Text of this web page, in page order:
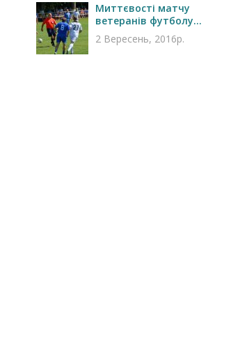
Миттєвості матчу
ветеранів футболу...
2 Вересень, 2016р.